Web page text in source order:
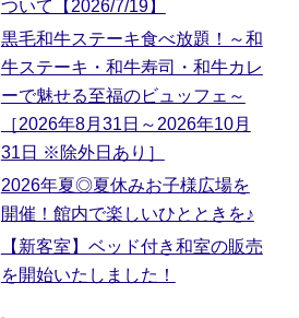
ついて【2026/7/19】
黒毛和牛ステーキ食べ放題！～和
牛ステーキ・和牛寿司・和牛カレ
ーで魅せる至福のビュッフェ～
［2026年8月31日～2026年10月
31日 ※除外日あり］
2026年夏◎夏休みお子様広場を
開催！館内で楽しいひとときを♪
【新客室】ベッド付き和室の販売
を開始いたしました！